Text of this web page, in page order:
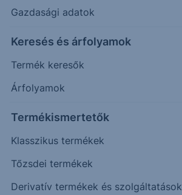
Gazdasági adatok
Keresés és árfolyamok
Termék keresők
Árfolyamok
Termékismertetők
Klasszikus termékek
Tőzsdei termékek
Derivatív termékek és szolgáltatások
Előző záró:
23.82
Árfolyamértesítő rögzítése
További információk kérése
23.75